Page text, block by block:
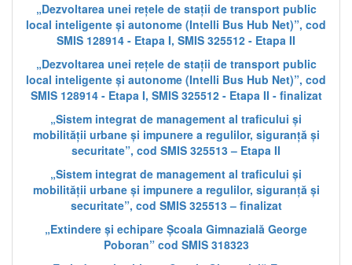
„Dezvoltarea unei rețele de stații de transport public
local inteligente și autonome (Intelli Bus Hub Net)”, cod
SMIS 128914 - Etapa I, SMIS 325512 - Etapa II
„Dezvoltarea unei rețele de stații de transport public
local inteligente și autonome (Intelli Bus Hub Net)”, cod
SMIS 128914 - Etapa I, SMIS 325512 - Etapa II - finalizat
„Sistem integrat de management al traficului și
mobilității urbane și impunere a regulilor, siguranță și
securitate”, cod SMIS 325513 – Etapa II
„Sistem integrat de management al traficului și
mobilității urbane și impunere a regulilor, siguranță și
securitate”, cod SMIS 325513 – finalizat
„Extindere și echipare Școala Gimnazială George
Poboran” cod SMIS 318323